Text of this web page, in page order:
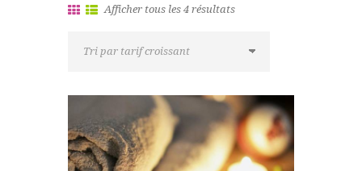
Afficher tous les 4 résultats